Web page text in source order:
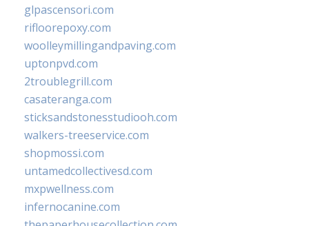
glpascensori.com
rifloorepoxy.com
woolleymillingandpaving.com
uptonpvd.com
2troublegrill.com
casateranga.com
sticksandstonesstudiooh.com
walkers-treeservice.com
shopmossi.com
untamedcollectivesd.com
mxpwellness.com
infernocanine.com